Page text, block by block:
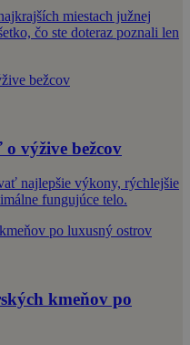
miestach južnej
čo ste doteraz poznali len
výžive bežcov
najlepšie výkony, rýchlejšie
fungujúce telo.
kmeňov po